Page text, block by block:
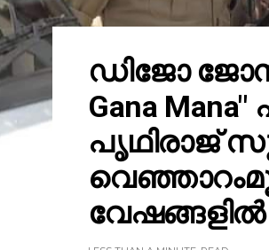
ഡിജോ
Gana
പൃഥിരാജ്
വേഷങ്ങളിൽ